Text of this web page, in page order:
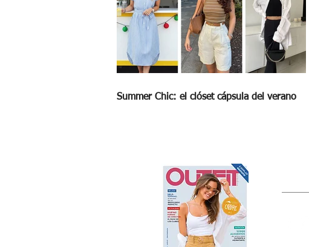
Summer Chic: el clóset cápsula del verano